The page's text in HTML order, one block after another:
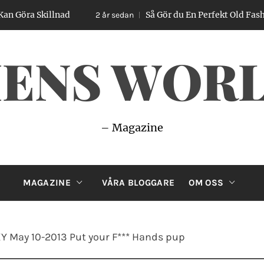
Skillnad 2 år sedan Så Gör du En Perfekt Old Fashioned
– Magazine
MAGAZINE VÅRA BLOGGARE OM OSS
May 10-2013 Put your F*** Hands pup